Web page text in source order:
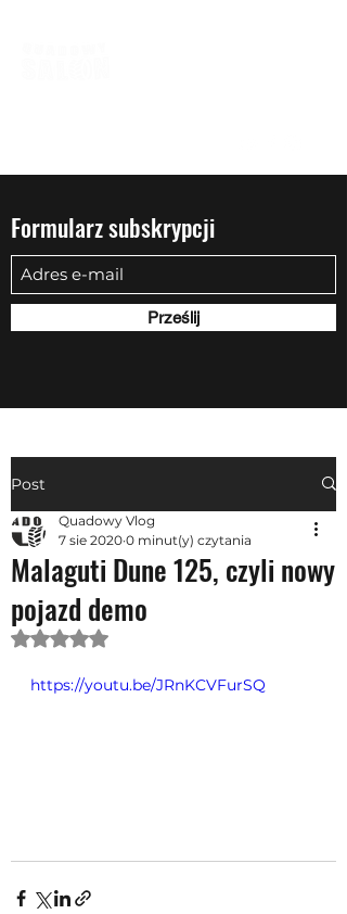
Formularz subskrypcji
Prześlij
Post
Malaguti Dune 125, czyli nowy
pojazd demo
Quadowy Vlog
7 sie 2020 0 minut(y) czytania
Oceniono na NaN z 5 gwiazdek.
https://youtu.be/JRnKCVFurSQ